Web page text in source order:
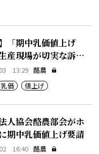
「期中乳価値上げ
産現場が切実な訴え
13:29 酪農
乳価 値上げ
人協会酪農部会がホ
期中乳価値上げ要請
16:40 酪農